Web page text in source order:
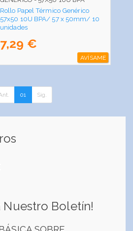
Rollo Papel Térmico Genérico
57x50 10U BPA/ 57 x 50mm/ 10
unidades
7,29 €
AVÍSAME
01 Sig.
Nuestro Boletín!